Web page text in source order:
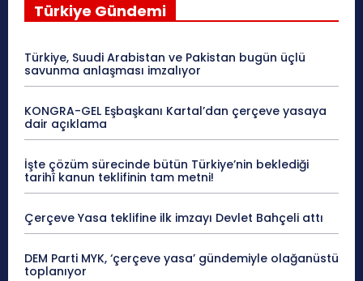
Türkiye Gündemi
Türkiye, Suudi Arabistan ve Pakistan bugün üçlü
savunma anlaşması imzalıyor
KONGRA-GEL Eşbaşkanı Kartal’dan çerçeve yasaya
dair açıklama
İşte çözüm sürecinde bütün Türkiye’nin beklediği
tarihî kanun teklifinin tam metni!
Çerçeve Yasa teklifine ilk imzayı Devlet Bahçeli attı
DEM Parti MYK, ‘çerçeve yasa’ gündemiyle olağanüstü
toplanıyor